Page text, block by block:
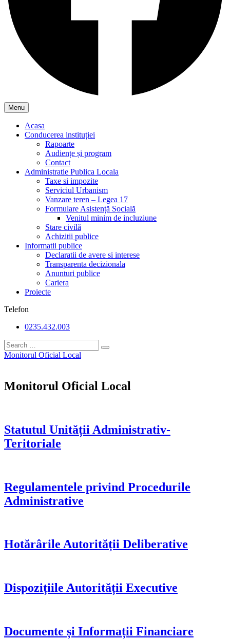
Menu
Acasa
Conducerea instituției
Rapoarte
Audiențe și program
Contact
Administratie Publica Locala
Taxe si impozite
Serviciul Urbanism
Vanzare teren – Legea 17
Formulare Asistență Socială
Venitul minim de incluziune
Stare civilă
Achizitii publice
Informatii publice
Declaratii de avere si interese
Transparenta decizionala
Anunturi publice
Cariera
Proiecte
Telefon
0235.432.003
Monitorul Oficial Local
Monitorul Oficial Local
Statutul Unității Administrativ-
Teritoriale
Regulamentele privind Procedurile
Administrative
Hotărârile Autorității Deliberative
Dispozițiile Autorității Executive
Documente și Informații Financiare